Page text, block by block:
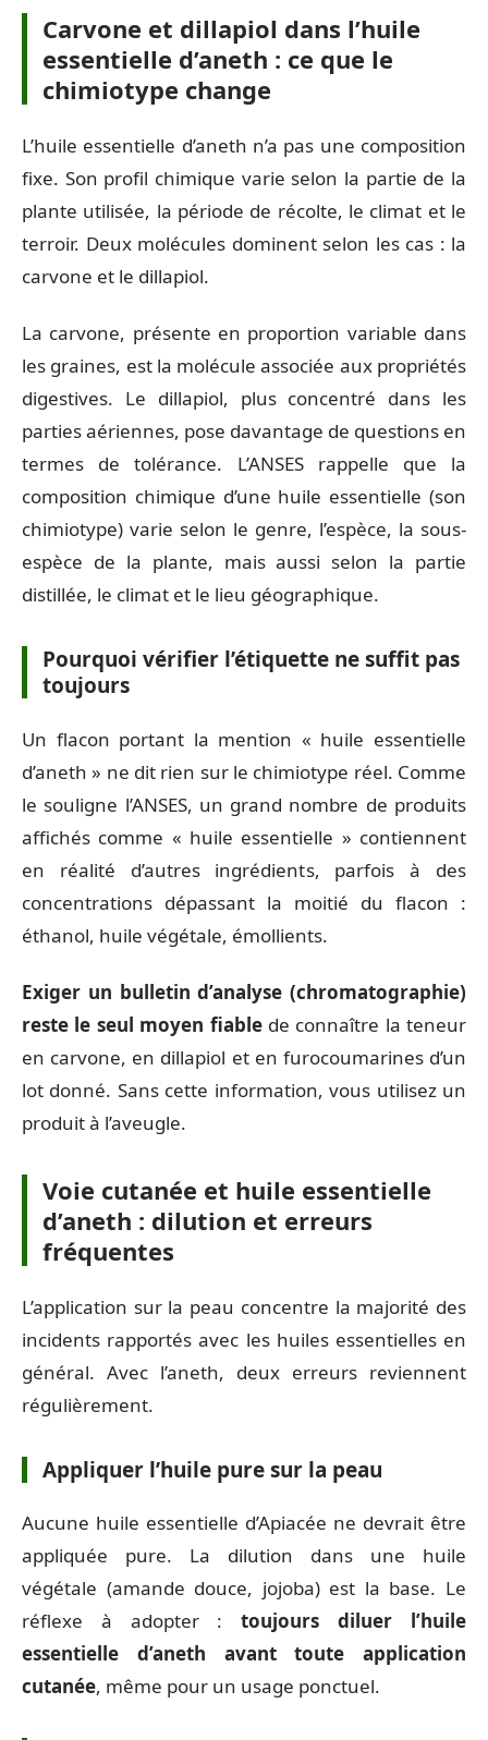
Carvone et dillapiol dans l’huile
essentielle d’aneth : ce que le
chimiotype change
L’huile essentielle d’aneth n’a pas une composition
fixe. Son profil chimique varie selon la partie de la
plante utilisée, la période de récolte, le climat et le
terroir. Deux molécules dominent selon les cas : la
carvone et le dillapiol.
La carvone, présente en proportion variable dans
les graines, est la molécule associée aux propriétés
digestives. Le dillapiol, plus concentré dans les
parties aériennes, pose davantage de questions en
termes de tolérance. L’ANSES rappelle que la
composition chimique d’une huile essentielle (son
chimiotype) varie selon le genre, l’espèce, la sous-
espèce de la plante, mais aussi selon la partie
distillée, le climat et le lieu géographique.
Pourquoi vérifier l’étiquette ne suffit pas
toujours
Un flacon portant la mention « huile essentielle
d’aneth » ne dit rien sur le chimiotype réel. Comme
le souligne l’ANSES, un grand nombre de produits
affichés comme « huile essentielle » contiennent
en réalité d’autres ingrédients, parfois à des
concentrations dépassant la moitié du flacon :
éthanol, huile végétale, émollients.
Exiger un bulletin d’analyse (chromatographie)
reste le seul moyen fiablede connaître la teneur
en carvone, en dillapiol et en furocoumarines d’un
lot donné. Sans cette information, vous utilisez un
produit à l’aveugle.
Voie cutanée et huile essentielle
d’aneth : dilution et erreurs
fréquentes
L’application sur la peau concentre la majorité des
incidents rapportés avec les huiles essentielles en
général. Avec l’aneth, deux erreurs reviennent
régulièrement.
Appliquer l’huile pure sur la peau
Aucune huile essentielle d’Apiacée ne devrait être
appliquée pure. La dilution dans une huile
végétale (amande douce, jojoba) est la base. Le
réflexe à adopter :toujours diluer l’huile
essentielle d’aneth avant toute application
cutanée, même pour un usage ponctuel.